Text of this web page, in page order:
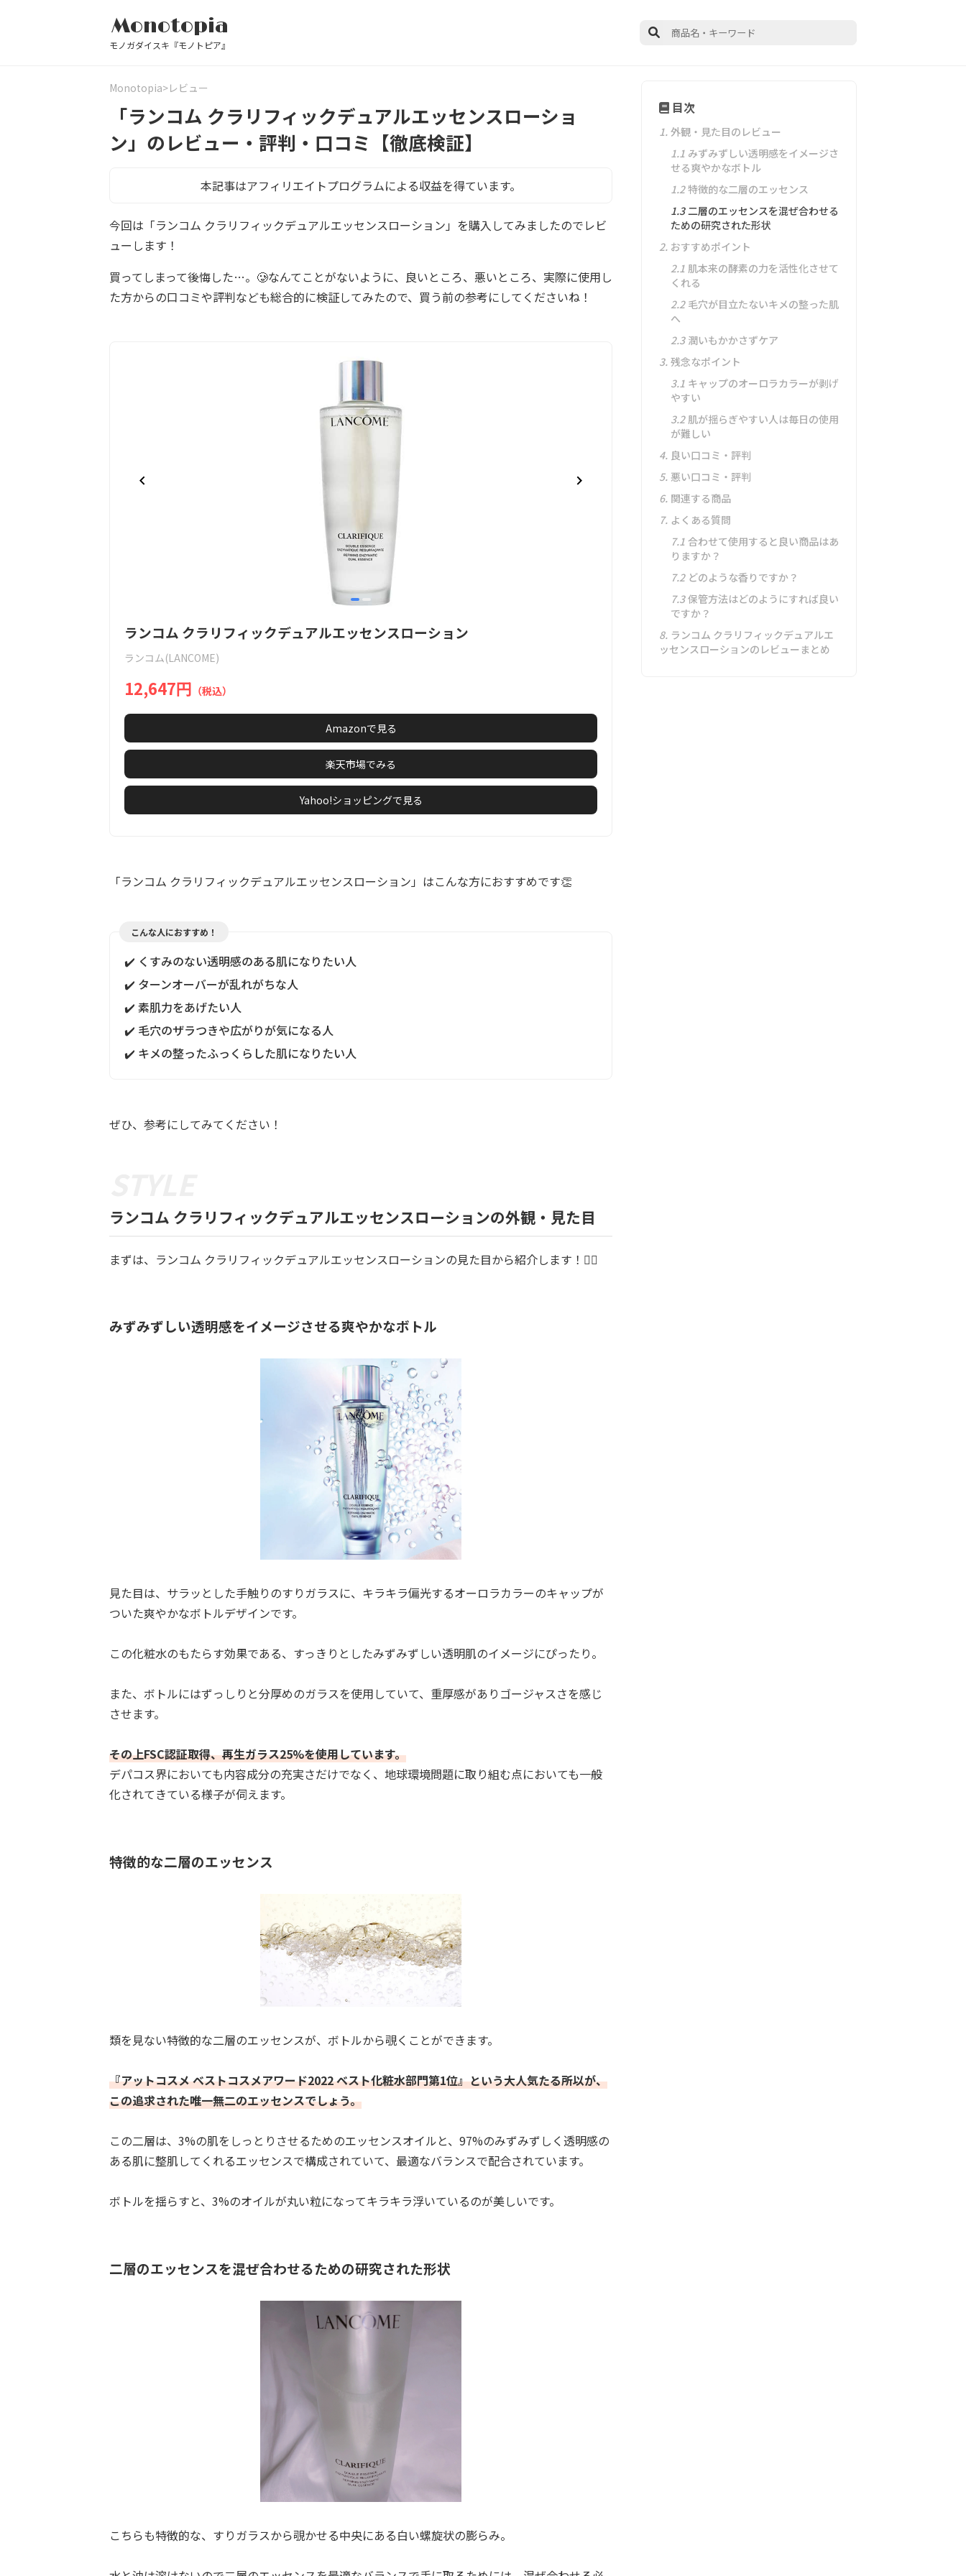
Monotopia
モノガダイスキ『モノトピア』
Monotopia レビュー
「ランコム クラリフィックデュアルエッセンスローショ
ン」のレビュー・評判・口コミ【徹底検証】
本記事はアフィリエイトプログラムによる収益を得ています。
今回は「ランコム クラリフィックデュアルエッセンスローション」を購入してみましたのでレビ
ューします！
買ってしまって後悔した…。🥲なんてことがないように、良いところ、悪いところ、実際に使用し
た方からの口コミや評判なども総合的に検証してみたので、買う前の参考にしてくださいね！
itemitem
1
of
2
ランコム クラリフィックデュアルエッセンスローション
ランコム(LANCOME)
12,647円 （税込）
Amazonで見る
楽天市場でみる
Yahoo!ショッピングで見る
「ランコム クラリフィックデュアルエッセンスローション」はこんな方におすすめです👏
こんな人におすすめ！
✔️ くすみのない透明感のある肌になりたい人
✔️ ターンオーバーが乱れがちな人
✔️ 素肌力をあげたい人
✔️ 毛穴のザラつきや広がりが気になる人
✔️ キメの整ったふっくらした肌になりたい人
ぜひ、参考にしてみてください！
ランコム クラリフィックデュアルエッセンスローションの外観・見た目
まずは、ランコム クラリフィックデュアルエッセンスローションの見た目から紹介します！💁‍♀️
みずみずしい透明感をイメージさせる爽やかなボトル
見た目は、サラッとした手触りのすりガラスに、キラキラ偏光するオーロラカラーのキャップが
ついた爽やかなボトルデザインです。
この化粧水のもたらす効果である、すっきりとしたみずみずしい透明肌のイメージにぴったり。
また、ボトルにはずっしりと分厚めのガラスを使用していて、重厚感がありゴージャスさを感じ
させます。
その上FSC認証取得、再生ガラス25%を使用しています。
デパコス界においても内容成分の充実さだけでなく、地球環境問題に取り組む点においても一般
化されてきている様子が伺えます。
特徴的な二層のエッセンス
類を見ない特徴的な二層のエッセンスが、ボトルから覗くことができます。
『アットコスメ ベストコスメアワード2022 ベスト化粧水部門第1位』という大人気たる所以が、
この追求された唯一無二のエッセンスでしょう。
この二層は、3%の肌をしっとりさせるためのエッセンスオイルと、97%のみずみずしく透明感の
ある肌に整肌してくれるエッセンスで構成されていて、最適なバランスで配合されています。
ボトルを揺らすと、3%のオイルが丸い粒になってキラキラ浮いているのが美しいです。
二層のエッセンスを混ぜ合わせるための研究された形状
こちらも特徴的な、すりガラスから覗かせる中央にある白い螺旋状の膨らみ。
目次
1. 外観・見た目のレビュー
1.1 みずみずしい透明感をイメージさ
せる爽やかなボトル
1.2 特徴的な二層のエッセンス
1.3 二層のエッセンスを混ぜ合わせる
ための研究された形状
2. おすすめポイント
2.1 肌本来の酵素の力を活性化させて
くれる
2.2 毛穴が目立たないキメの整った肌
へ
2.3 潤いもかかさずケア
3. 残念なポイント
3.1 キャップのオーロラカラーが剥げ
やすい
3.2 肌が揺らぎやすい人は毎日の使用
が難しい
4. 良い口コミ・評判
5. 悪い口コミ・評判
6. 関連する商品
7. よくある質問
7.1 合わせて使用すると良い商品はあ
りますか？
7.2 どのような香りですか？
7.3 保管方法はどのようにすれば良い
ですか？
8. ランコム クラリフィックデュアルエ
ッセンスローションのレビューまとめ